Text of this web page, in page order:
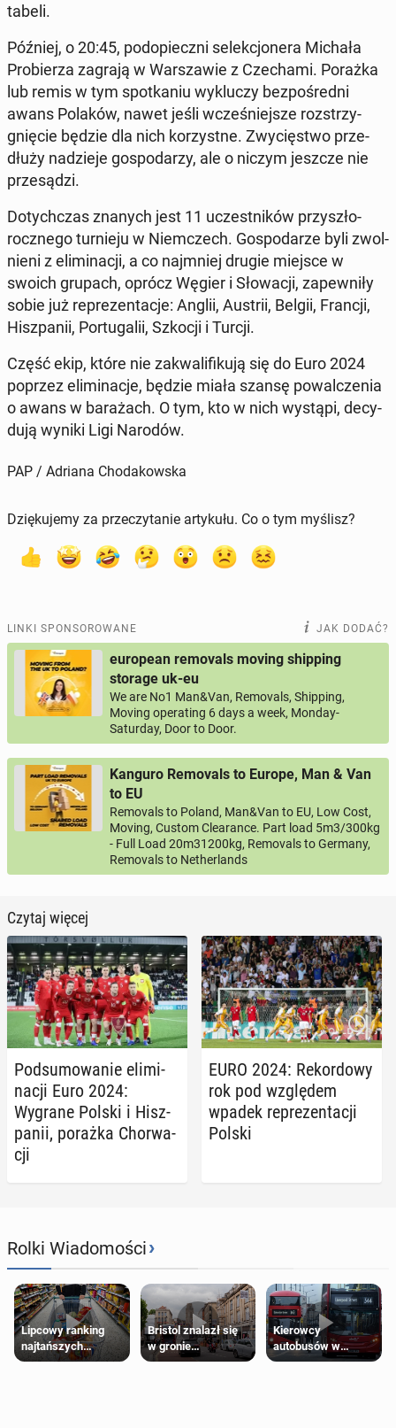
tabeli.
Później, o 20:45, pod­opiecz­ni se­lek­cjo­ne­ra Michała
Pro­bie­rza zagrają w War­sza­wie z Cze­cha­mi. Porażka
lub remis w tym spo­tka­niu wy­klu­czy bez­po­śred­ni
awans Polaków, nawet jeśli wcze­śniej­sze roz­strzy­
gnię­cie będzie dla nich ko­rzyst­ne. Zwy­cię­stwo prze­
dłu­ży na­dzie­je go­spo­da­rzy, ale o niczym jeszcze nie
prze­są­dzi.
Do­tych­czas znanych jest 11 uczest­ni­ków przy­szło­
rocz­ne­go tur­nie­ju w Niem­czech. Go­spo­da­rze byli zwol­
nie­ni z eli­mi­na­cji, a co naj­mniej drugie miejsce w
swoich grupach, oprócz Węgier i Sło­wa­cji, za­pew­ni­ły
sobie już re­pre­zen­ta­cje: Anglii, Austrii, Belgii, Francji,
Hisz­pa­nii, Por­tu­ga­lii, Szkocji i Turcji.
Część ekip, które nie za­kwa­li­fi­ku­ją się do Euro 2024
poprzez eli­mi­na­cje, będzie miała szansę po­wal­cze­nia
o awans w ba­ra­żach. O tym, kto w nich wystąpi, de­cy­
du­ją wyniki Ligi Narodów.
PAP / Adriana Chodakowska
Dziękujemy za przeczytanie artykułu. Co o tym myślisz?
LINKI SPONSOROWANE JAK DODAĆ?
european removals moving shipping
storage uk-eu
We are No1 Man&Van, Removals, Shipping,
Moving operating 6 days a week, Monday-
Saturday, Door to Door.
Kanguro Removals to Europe, Man & Van
to EU
Removals to Poland, Man&Van to EU, Low Cost,
Moving, Custom Clearance. Part load 5m3/300kg
- Full Load 20m31200kg, Removals to Germany,
Removals to Netherlands
Czytaj więcej
Pod­su­mo­wa­nie eli­mi­
na­cji Euro 2024:
Wygrane Polski i Hisz­
pa­nii, porażka Chor­wa­
cji
EURO 2024: Re­kor­do­wy
rok pod wzglę­dem
wpadek re­pre­zen­ta­cji
Polski
Rolki Wiadomości›
Lipcowy ranking
najtańszych
supermarketów
Bristol znalazł się
w gronie
najlepszych
Kierowcy
autobusów w
Londynie